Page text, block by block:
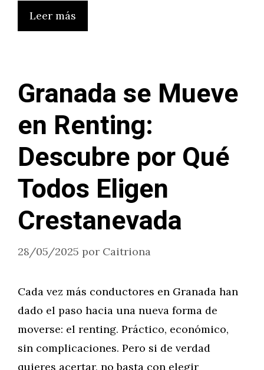
Leer más
Granada se Mueve
en Renting:
Descubre por Qué
Todos Eligen
Crestanevada
28/05/2025 por Caitriona
Cada vez más conductores en Granada han
dado el paso hacia una nueva forma de
moverse: el renting. Práctico, económico,
sin complicaciones. Pero si de verdad
quieres acertar, no basta con elegir